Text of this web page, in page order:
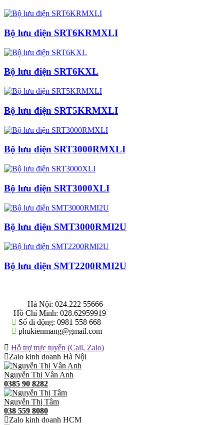
Bộ lưu điện SRT6KRMXLI
Bộ lưu điện SRT6KXL
Bộ lưu điện SRT5KRMXLI
Bộ lưu điện SRT3000RMXLI
Bộ lưu điện SRT3000XLI
Bộ lưu điện SMT3000RMI2U
Bộ lưu điện SMT2200RMI2U
Hà Nội: 024.222 55666
Hồ Chí Minh: 028.62959919
Số di động: 0981 558 668
phukienmang@gmail.com
Hỗ trợ trực tuyến (Call, Zalo)
Zalo kinh doanh Hà Nội
Nguyễn Thị Vân Anh
0385 90 8282
Nguyễn Thị Tâm
038 559 8080
Zalo kinh doanh HCM